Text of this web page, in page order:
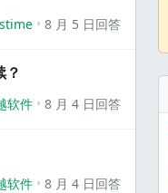
8 月 5 日回答
软件 8 月 4 日回答
软件 8 月 4 日回答